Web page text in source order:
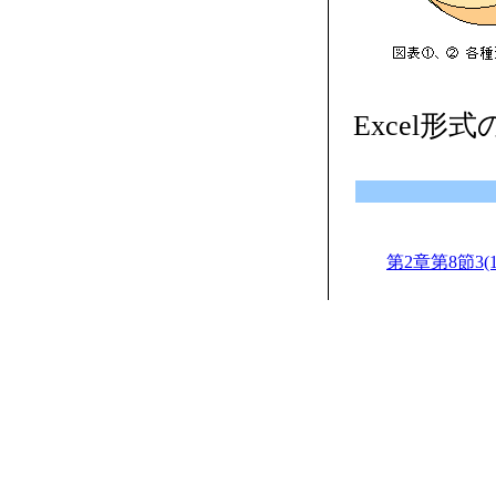
Excel形式
第2章第8節